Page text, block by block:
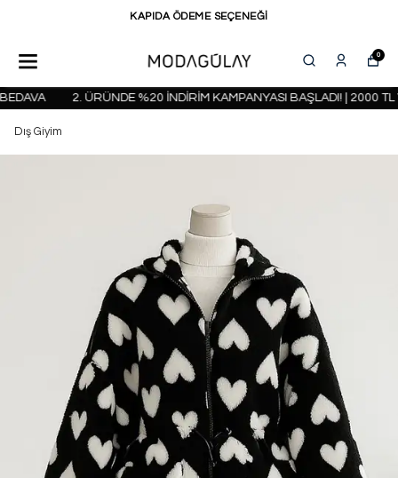
KAPIDA ÖDEME SEÇENEĞİ
0
2. ÜRÜNDE %20 İNDİRİM KAMPANYASI BAŞLADI! | 2000 TL
Dış Giyim